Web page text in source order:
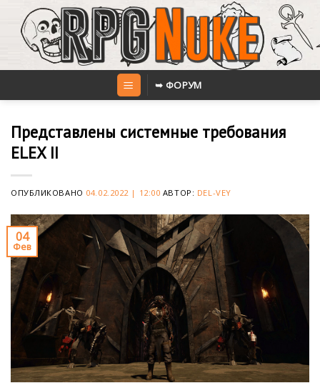
content
➥ ФОРУМ
Представлены системные требования
ELEX II
ОПУБЛИКОВАНО 04.02.2022 | 12:00 АВТОР: DEL-VEY
04
Фев